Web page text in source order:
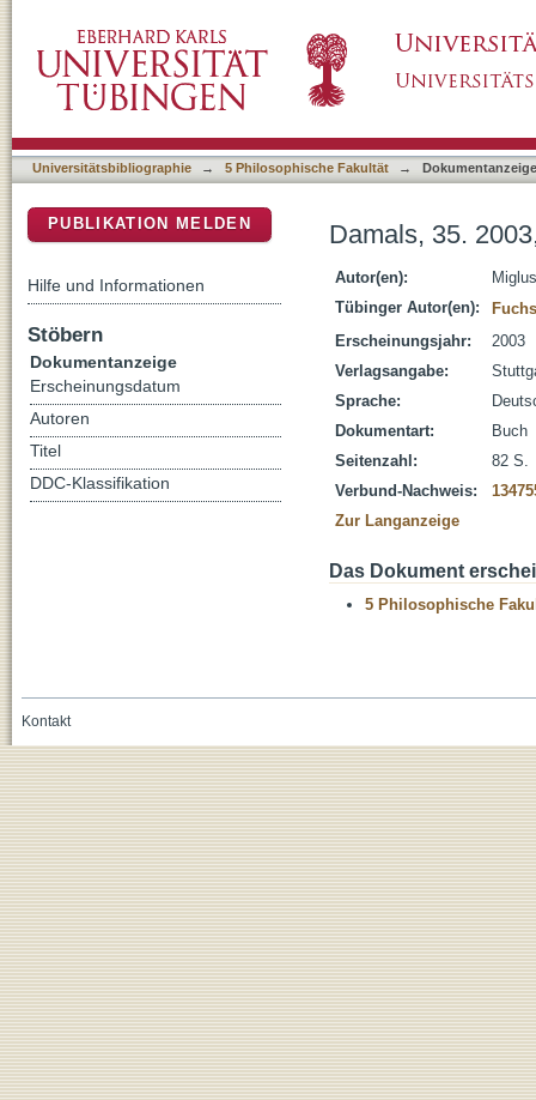
Universitätsbibliographie → 5 Philosophische Fakultät → Dokumentanzeige
Damals, 35.
Autor(en):
Tübinger Autor(en):
Erscheinungsjahr:
2003
Verlagsangabe:
Sprache:
Dokumentart:
Buch
Seitenzahl:
82 S.
Verbund-Nachweis:
Zur Langanzeige
Das Dokument
5 Philosophische
PUBLIKATION MELDEN
Hilfe und Informationen
Stöbern
Dokumentanzeige
Erscheinungsdatum
Autoren
Titel
DDC-Klassifikation
Kontakt